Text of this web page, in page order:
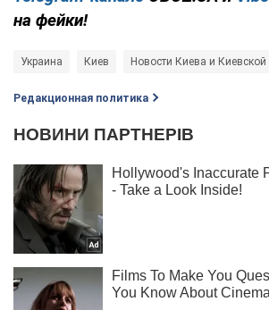
на фейки!
Украина Киев Новости Киева и Киевской
Редакционная политика